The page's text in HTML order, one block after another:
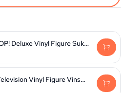
Jujutsu Kaisen POP! Deluxe Vinyl Figure Sukuna 9 cm
One Piece POP! Television Vinyl Figure Vinsmoke Sanji 9 cm